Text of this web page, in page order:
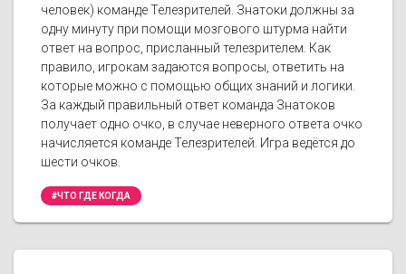
человек) команде Телезрителей. Знатоки должны за
одну минуту при помощи мозгового штурма найти
ответ на вопрос, присланный телезрителем. Как
правило, игрокам задаются вопросы, ответить на
которые можно с помощью общих знаний и логики.
За каждый правильный ответ команда Знатоков
получает одно очко, в случае неверного ответа очко
начисляется команде Телезрителей. Игра ведётся до
шести очков.
#ЧТО ГДЕ КОГДА